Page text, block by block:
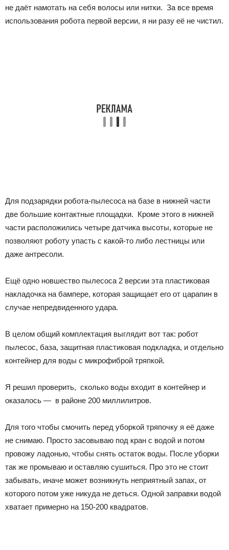
не даёт намотать на себя волосы или нитки. За все время
использования робота первой версии, я ни разу её не чистил.
Для подзарядки робота-пылесоса на базе в нижней части
две большие контактные площадки. Кроме этого в нижней
части расположились четыре датчика высоты, которые не
позволяют роботу упасть с какой-то либо лестницы или
даже антресоли.
Ещё одно новшество пылесоса 2 версии эта пластиковая
накладочка на бампере, которая защищает его от царапин в
случае непредвиденного удара.
В целом общий комплектация выглядит вот так: робот
пылесос, база, защитная пластиковая подкладка, и отдельно
контейнер для воды с микрофиброй тряпкой.
Я решил проверить, сколько воды входит в контейнер и
оказалось — в районе 200 миллилитров.
Для того чтобы смочить перед уборкой тряпочку я её даже
не снимаю. Просто засовываю под кран с водой и потом
провожу ладонью, чтобы снять остаток воды. После уборки
так же промываю и оставляю сушиться. Про это не стоит
забывать, иначе может возникнуть неприятный запах, от
которого потом уже никуда не деться. Одной заправки водой
хватает примерно на 150-200 квадратов.